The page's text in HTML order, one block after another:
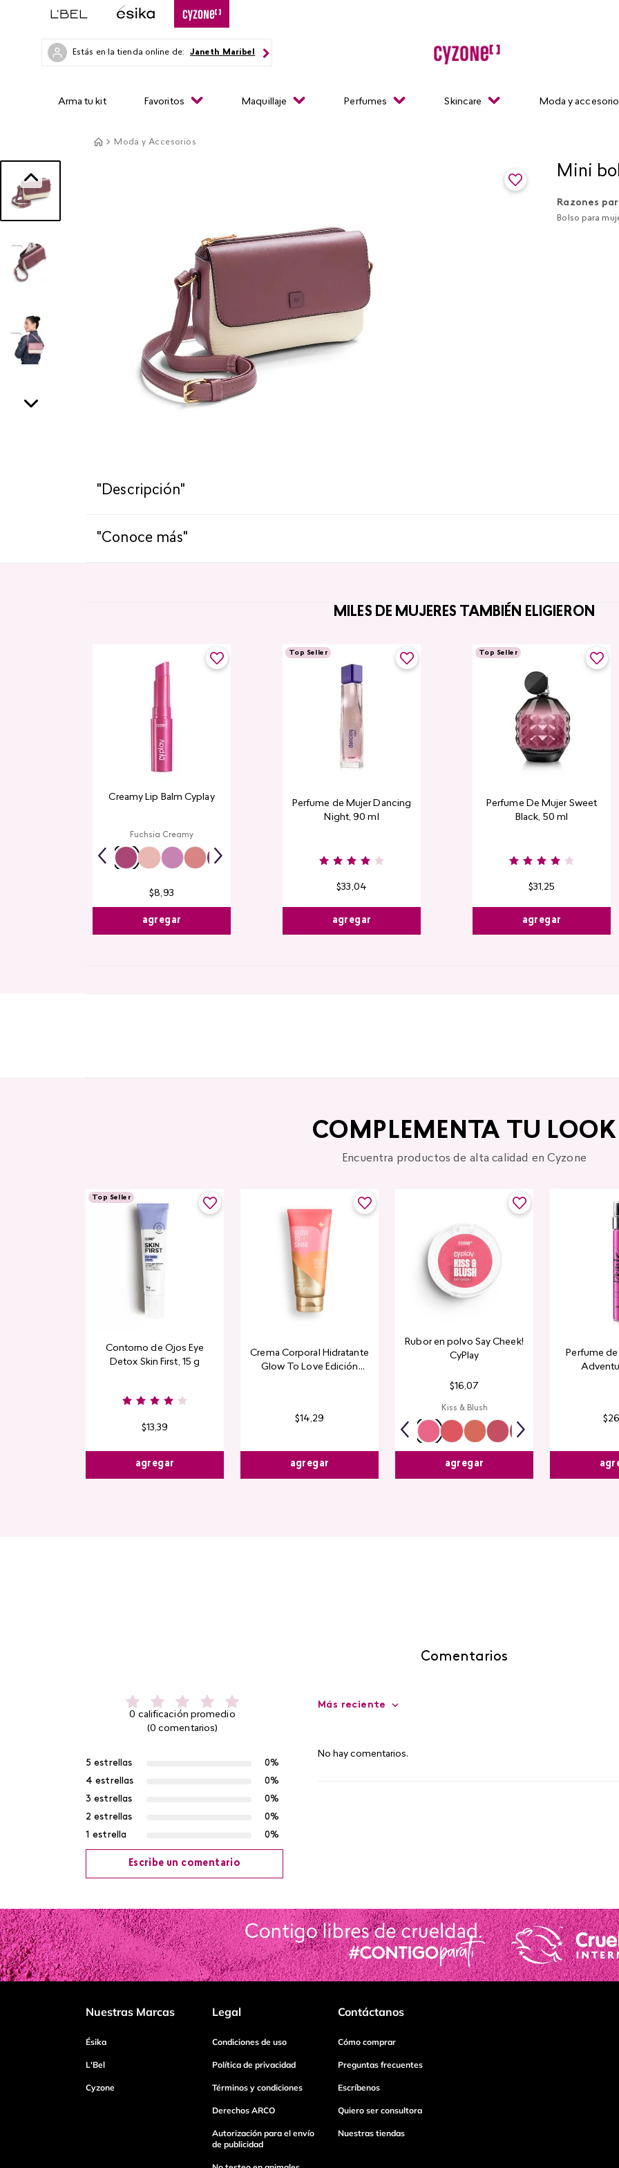
Estás en la tienda online de: Janeth Maribel
Arma tu kit Favoritos Maquillaje Perfumes Skincare Moda y
Moda y Accesorios
Mini
Razones
Bolso para
"Descripción"
"Conoce más"
MILES DE MUJERES TAMBIÉN ELIGIERON
Creamy Lip Balm Cyplay
Fuchsia Creamy
$8,93
agregar
Top Seller
Perfume de Mujer Dancing
Night, 90 ml
$33 ,04
agregar
Top Seller
Perfume De Mujer Sweet
Black, 50 ml
$31,25
agregar
Burgundy
Rose
COMPLEMENTA TU LOOK
Encuentra productos de alta calidad en Cyzone
Top Seller
Contorno de Ojos Eye
Detox Skin First, 15 g
$13,39
agregar
Crema Corporal Hidratante
Glow To Love Edición
$14,29
agregar
Rubor en polvo Say Cheek!
CyPlay
$16,07
Kiss & Blush
agregar
Perfume
$26
Comentarios
0 calificación promedio
(0 comentarios)
5 estrellas
0%
4 estrellas
0%
3 estrellas
0%
2 estrellas
0%
1 estrella
0%
Escribe un comentario
Agregar comentario
Título
Tu nombre
Dirección de email
Más reciente
No hay comentarios.
Nuestras Marcas
Ésika
L'Bel
Cyzone
Legal
Condiciones de uso
Política de privacidad
Términos y condiciones
Derechos ARCO
Autorización para el envío
de publicidad
Contáctanos
Cómo comprar
Preguntas frecuentes
Escríbenos
Quiero ser consultora
Nuestras tiendas